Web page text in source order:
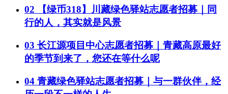
02 【绿币318】川藏绿色驿站志愿者招募｜同
行的人，其实就是风景
03 长江源项目中心志愿者招募｜青藏高原最好
的季节到来了，您还在等什么呢
04 青藏绿色驿站志愿者招募｜与一群伙伴，经